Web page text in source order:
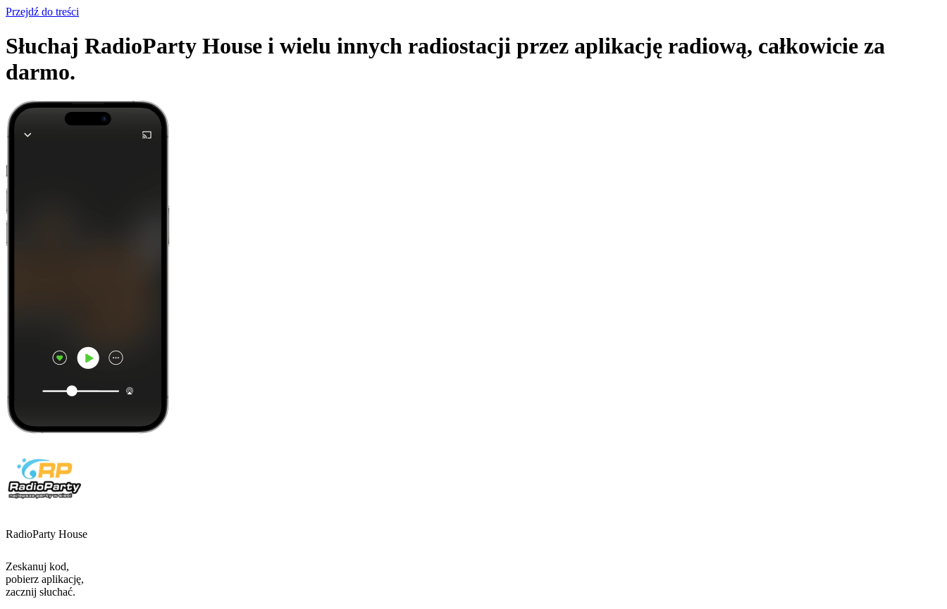
Przejdź do treści
Słuchaj RadioParty House i wielu innych radiostacji przez aplikację radiową, całkowicie za
darmo.
RadioParty House
Zeskanuj kod,
pobierz aplikację,
zacznij słuchać.